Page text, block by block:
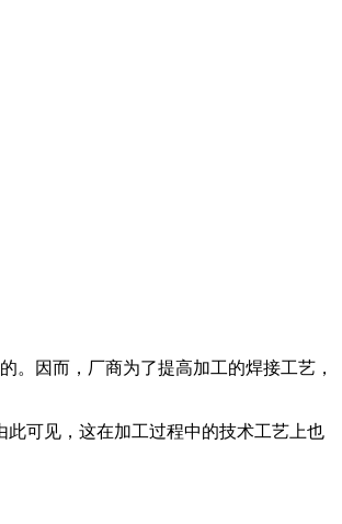
。因而，厂商为了提高加工的焊接工艺，
此可见，这在加工过程中的技术工艺上也